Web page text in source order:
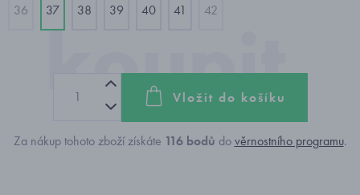
36 37 38 39 40 41 42
Vložit do košíku
Za nákup tohoto zboží získáte 116bodů dověrnostního programu.